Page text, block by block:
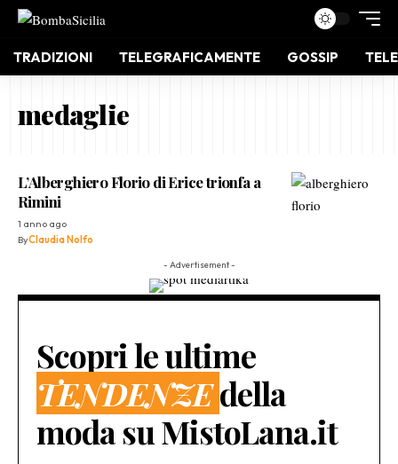
TRADIZIONI TELEGRAFICAMENTE GOSSIP
medaglie
L’Alberghiero Florio di Erice trionfa a
Rimini
1 anno ago
ByClaudia Nolfo
- Advertisement -
Scopri le ultime
TENDENZEdella
moda su MistoLana.it